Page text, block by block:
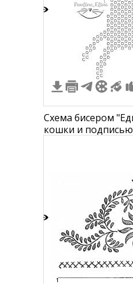
Схема бисером
кошки и подписью
1